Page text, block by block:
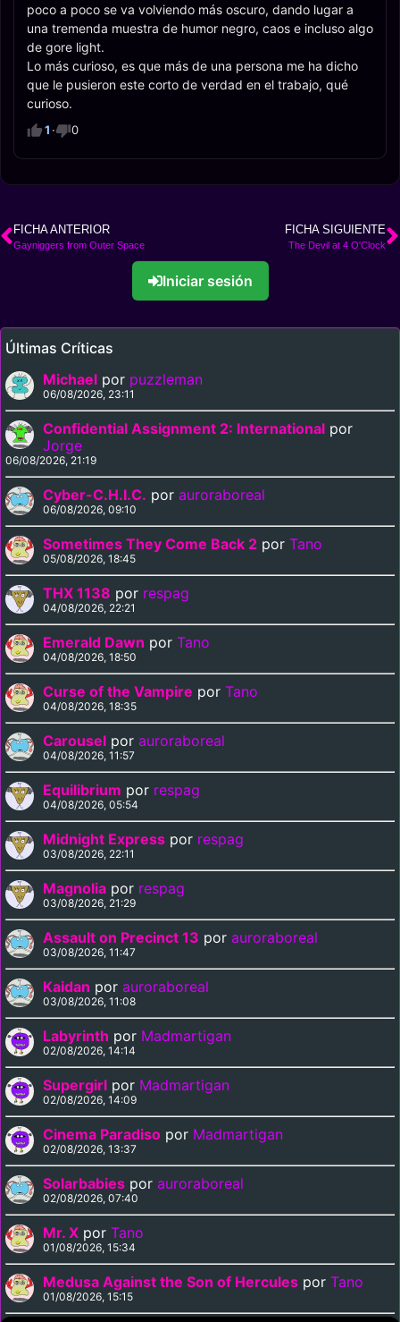
poco a poco se va volviendo más oscuro, dando lugar a
una tremenda muestra de humor negro, caos e incluso algo
de gore light.
Lo más curioso, es que más de una persona me ha dicho
que le pusieron este corto de verdad en el trabajo, qué
curioso.
1 · 0
FICHA ANTERIOR
Gayniggers from Outer Space
FICHA SIGUIENTE
The Devil at 4 O'Clock
Iniciar sesión
Últimas Críticas
Michael por puzzleman
06/08/2026, 23:11
Confidential Assignment 2: International por
Jorge
06/08/2026, 21:19
Cyber-C.H.I.C. por auroraboreal
06/08/2026, 09:10
Sometimes They Come Back 2 por Tano
05/08/2026, 18:45
THX 1138 por respag
04/08/2026, 22:21
Emerald Dawn por Tano
04/08/2026, 18:50
Curse of the Vampire por Tano
04/08/2026, 18:35
Carousel por auroraboreal
04/08/2026, 11:57
Equilibrium por respag
04/08/2026, 05:54
Midnight Express por respag
03/08/2026, 22:11
Magnolia por respag
03/08/2026, 21:29
Assault on Precinct 13 por auroraboreal
03/08/2026, 11:47
Kaidan por auroraboreal
03/08/2026, 11:08
Labyrinth por Madmartigan
02/08/2026, 14:14
Supergirl por Madmartigan
02/08/2026, 14:09
Cinema Paradiso por Madmartigan
02/08/2026, 13:37
Solarbabies por auroraboreal
02/08/2026, 07:40
Mr. X por Tano
01/08/2026, 15:34
Medusa Against the Son of Hercules por Tano
01/08/2026, 15:15